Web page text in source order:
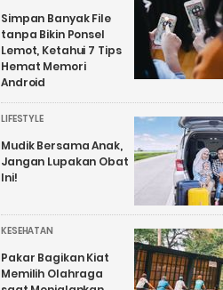
Simpan Banyak File
tanpa Bikin Ponsel
Lemot, Ketahui 7 Tips
Hemat Memori
Android
LIFESTYLE
Mudik Bersama Anak,
Jangan Lupakan Obat
Ini!
KESEHATAN
Pakar Bagikan Kiat
Memilih Olahraga